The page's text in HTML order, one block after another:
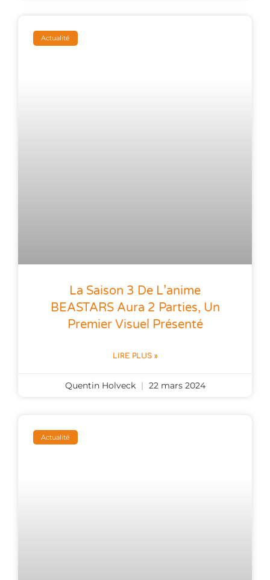
Actualité
La Saison 3 De L’anime
BEASTARS Aura 2 Parties, Un
Premier Visuel Présenté
LIRE PLUS »
Quentin Holveck 22 mars 2024
Actualité